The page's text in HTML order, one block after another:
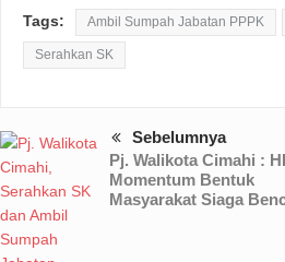
Tags: Ambil Sumpah Jabatan PPPK
Serahkan SK
Sebelumnya
Pj. Walikota Cimahi :
Momentum Bentuk
Masyarakat Siaga